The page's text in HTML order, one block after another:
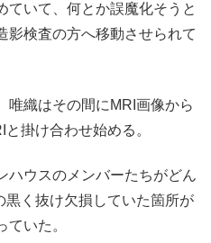
ていて、何とか誤魔化そうと
影検査の方へ移動させられて
唯織はその間にMRI画像から
掛け合わせ始める。
ハウスのメンバーたちがどん
黒く抜け欠損していた箇所が
いた。